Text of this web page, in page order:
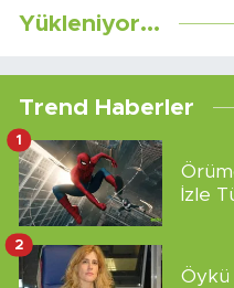
Yükleniyor...
Trend Haberler
İzle
1
Öykü
2